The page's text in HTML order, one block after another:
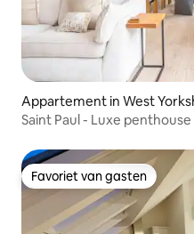
Appartement in West
Saint Paul - Luxe
Favoriet van gasten
Favoriet van gasten